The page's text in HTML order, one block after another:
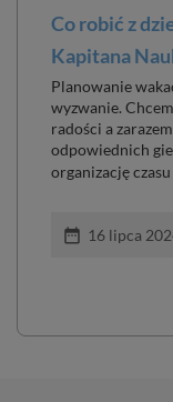
Co robić z
Kapitana
Planowanie
wyzwanie.
radości a
odpowiednich
organizację czasu
date_range 16 lipca